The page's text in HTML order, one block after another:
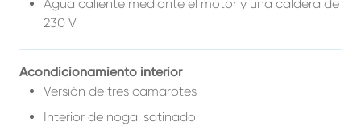
Agua caliente mediante el motor y una caldera de
230 V
Acondicionamiento interior
Versión de tres camarotes
Interior de nogal satinado